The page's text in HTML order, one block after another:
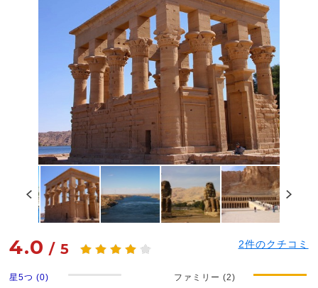
4.0 /5 2件のクチコミ
星5つ (0)
ファミリー (2)